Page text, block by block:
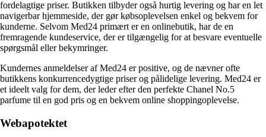
fordelagtige priser. Butikken tilbyder også hurtig levering og har en let
navigerbar hjemmeside, der gør købsoplevelsen enkel og bekvem for
kunderne. Selvom Med24 primært er en onlinebutik, har de en
fremragende kundeservice, der er tilgængelig for at besvare eventuelle
spørgsmål eller bekymringer.
Kundernes anmeldelser af Med24 er positive, og de nævner ofte
butikkens konkurrencedygtige priser og pålidelige levering. Med24 er
et ideelt valg for dem, der leder efter den perfekte Chanel No.5
parfume til en god pris og en bekvem online shoppingoplevelse.
Webapotektet